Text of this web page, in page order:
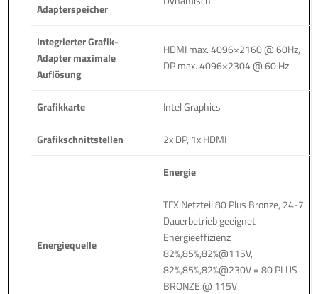
Adapterspeicher
Integrierter Grafik-
Adapter maximale
Auflösung
HDMI max. 4096×2160 @ 60Hz,
DP max. 4096×2304 @ 60 Hz
Grafikkarte Intel Graphics
Grafikschnittstellen 2x DP, 1x HDMI
Energie
Energiequelle
TFX Netzteil 80 Plus Bronze, 24-7
Dauerbetrieb geeignet
Energieeffizienz
82%,85%,82%@115V,
82%,85%,82%@230V = 80 PLUS
BRONZE @ 115V